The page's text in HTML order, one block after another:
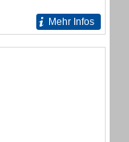
Mehr Infos